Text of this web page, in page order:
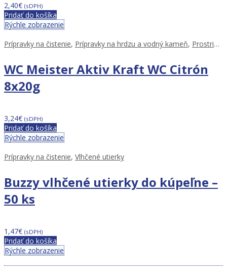
2,40€ (sDPH)
Pridať do košíka
Rýchle zobrazenie
Prípravky na čistenie, Prípravky na hrdzu a vodný kameň, Prostriedky na WC
WC Meister Aktiv Kraft WC Citrón
8x20g
3,24€ (sDPH)
Pridať do košíka
Rýchle zobrazenie
Prípravky na čistenie, Vlhčené utierky
Buzzy vlhčené utierky do kúpeľne –
50 ks
1,47€ (sDPH)
Pridať do košíka
Rýchle zobrazenie